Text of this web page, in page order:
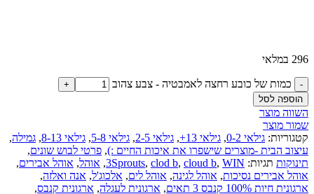
296 במלאי
כמות של כובע רחצה לאמבטיה - צבע צהוב
הוספה לסל
השווה מוצר
שמור מוצר
קטגוריות: גילאי 0-2 , גילאי 13+ , גילאי 2-5 , גילאי 5-8 , גילאי 8-13 , גמילה,
עיצוב הבית -מוצרים שישפרו את איכות החיים :), פרטי לבוש שונים,
תינוקות תגיות: 3Sprouts, clod b, cloud b, WIN
, אוהל, אוהל אבירים,
אוהל אבירים נסיכות, אוהל לגינה, אוהל לים, אלכוג'ל, אנה ואלזה,
ארגונית חיות 100% קנבס 3 תאים
, ארגונית לעגלה, ארגונית קנבס,